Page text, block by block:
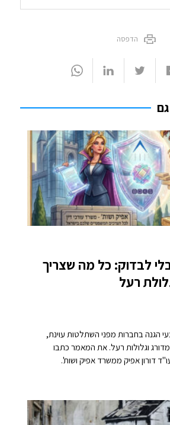
הדפסה
לבדוק: כל מה שצריך
רעל
הגנה בחברות מפני השתלטות עוינת,
מדורג וגלולות רעל. את המאמר כתבו
דורון אפיק ממשרד אפיק ושות'.